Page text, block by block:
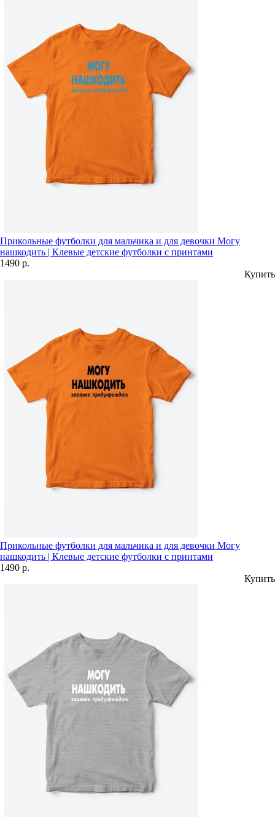
Прикольные футболки для мальчика и для девочки Могу
нашкодить | Клевые детские футболки с принтами
1490 р.
Купить
Прикольные футболки для мальчика и для девочки Могу
нашкодить | Клевые детские футболки с принтами
1490 р.
Купить